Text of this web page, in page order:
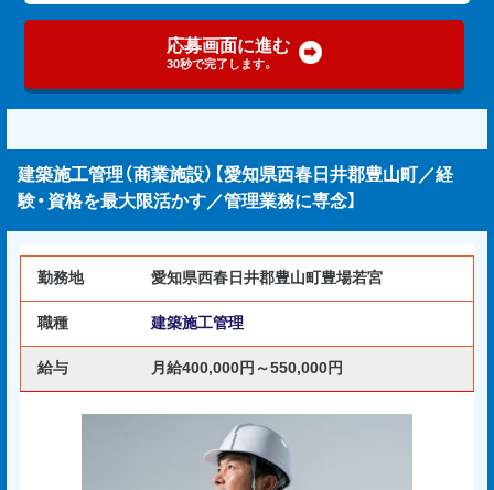
応募画面に進む
30秒で完了します。
建築施工管理（商業施設）【愛知県西春日井郡豊山町／経
験・資格を最大限活かす／管理業務に専念】
勤務地 愛知県西春日井郡豊山町豊場若宮
職種 建築施工管理
給与 月給400,000円～550,000円